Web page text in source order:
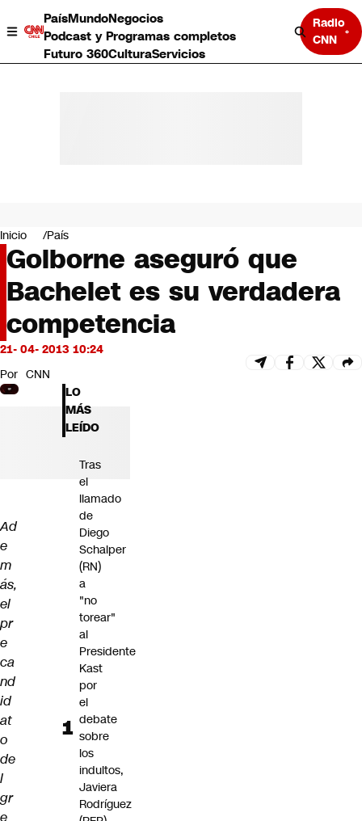
PaísMundoNegocios
Podcast y Programas completos
Futuro 360CulturaServicios
Radio
CNN
Negocios
Deportes
Programas completos
Cultura
Servicios
Bits
CNN Data
CNN tiempo
Futuro 360
Opinión
Inicio País
Golborne aseguró que
Bachelet es su verdadera
competencia
21- 04- 2013 10:24
Por CNN
Ad
e
m
ás,
el
pr
e
ca
nd
id
at
o
de
l
gr
e
LO
MÁS
LEÍDO
Tras
el
llamado
de
Diego
Schalper
(RN)
a
"no
torear"
al
Presidente
Kast
por
el
debate
sobre
los
indultos,
Javiera
Rodríguez